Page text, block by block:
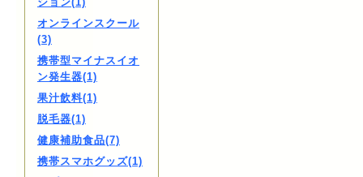
オンラインスクール
(3)
携帯型マイナスイオ
ン発生器(1)
果汁飲料(1)
脱毛器(1)
健康補助食品(7)
携帯スマホグッズ(1)